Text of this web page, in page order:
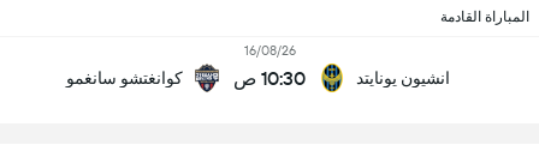
المباراة القادمة
انشيون يونايتد
16/08/26
10:30 ص كوانغتشو سانغمو